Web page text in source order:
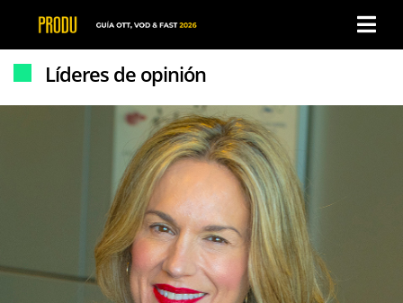
Líderes de opinión ×
×